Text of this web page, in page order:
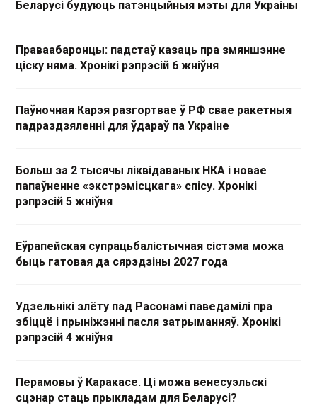
Беларусі будуюць патэнцыйныя мэты для Украіны
Праваабаронцы: падстаў казаць пра змяншэнне
ціску няма. Хронікі рэпрэсій 6 жніўня
Паўночная Карэя разгортвае ў РФ свае ракетныя
падраздзяленні для ўдараў па Украіне
Больш за 2 тысячы ліквідаваных НКА і новае
папаўненне «экстрэмісцкага» спісу. Хронікі
рэпрэсій 5 жніўня
Еўрапейская супрацьбалістычная сістэма можа
быць гатовая да сярэдзіны 2027 года
Удзельнікі злёту пад Расонамі паведамілі пра
збіццё і прыніжэнні пасля затрыманняў. Хронікі
рэпрэсій 4 жніўня
Перамовы ў Каракасе. Ці можа венесуэльскі
сцэнар стаць прыкладам для Беларусі?